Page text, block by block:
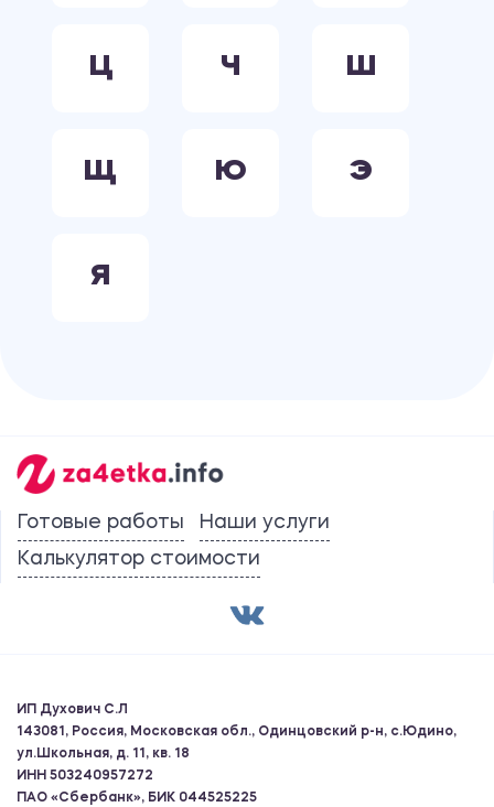
Ц Ч Ш
Щ Ю Э
Я
Готовые работы
Наши услуги
Калькулятор стоимости
ИП Духович С.Л
143081, Россия, Московская обл., Одинцовский р-н, с.Юдино,
ул.Школьная, д. 11, кв. 18
ИНН 503240957272
ПАО «Сбербанк», БИК 044525225